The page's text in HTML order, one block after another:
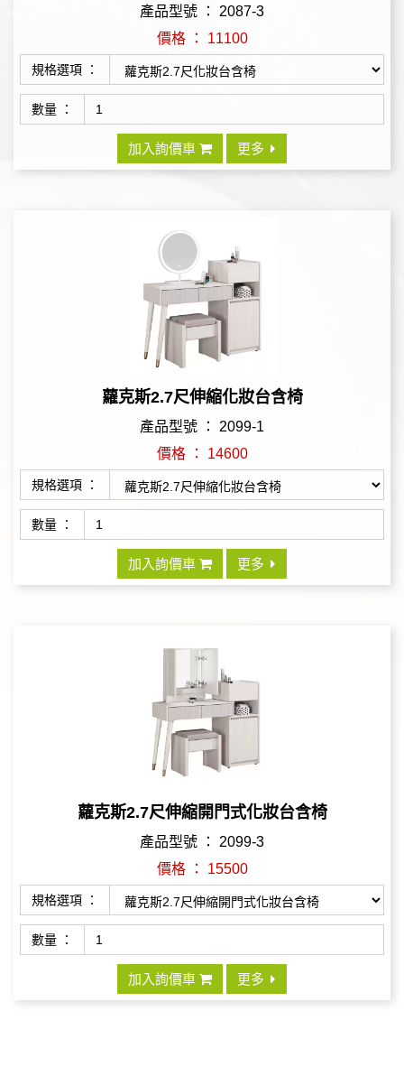
產品型號 ： 2087-3
價格 ： 11100
規格選項 ：
數量 ：
加入詢價車 更多
蘿克斯2.7尺伸縮化妝台含椅
產品型號 ： 2099-1
價格 ： 14600
規格選項 ：
數量 ：
加入詢價車 更多
蘿克斯2.7尺伸縮開門式化妝台含椅
產品型號 ： 2099-3
價格 ： 15500
規格選項 ：
數量 ：
加入詢價車 更多